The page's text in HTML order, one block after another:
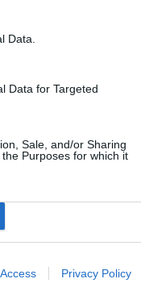
Data.
Data for Targeted
Sale, and/or Sharing
Purposes for which it
Privacy Policy